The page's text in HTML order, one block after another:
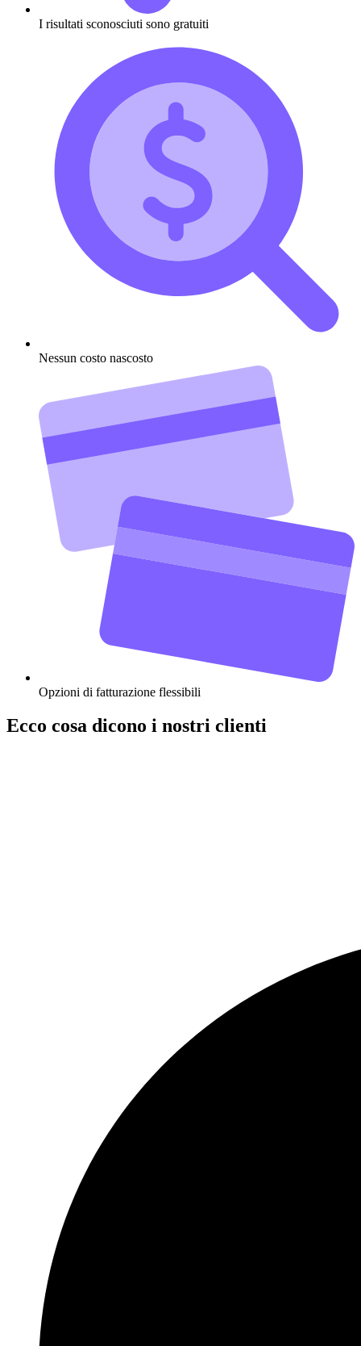
I risultati sconosciuti sono gratuiti
Nessun costo nascosto
Opzioni di fatturazione flessibili
Ecco cosa dicono i nostri clienti